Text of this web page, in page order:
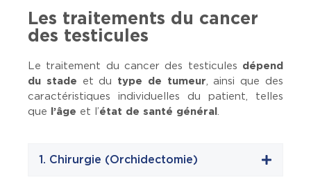
Les traitements du cancer
des testicules
Le traitement du cancer des testicules dépend
du stade et du type de tumeur , ainsi que des
caractéristiques individuelles du patient, telles
que
l’âge et l’état de santé général
1. Chirurgie (Orchidectomie)